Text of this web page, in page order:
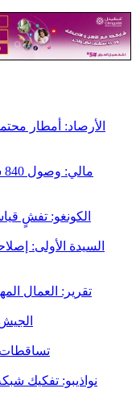
الكونغو: تفشٍ
السيدة الأولى:
تقرير: العمال
تساقطات
نواذيبو: تفكيك شبكة